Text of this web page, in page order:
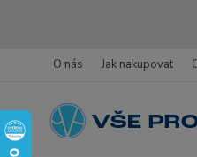
O nás Jak nakupovat